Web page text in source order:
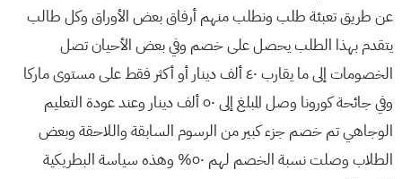
عن طريق تعبئة طلب ونطلب منهم أرفاق بعض الأوراق وكل طالب
يتقدم بهذا الطلب يحصل على خصم وفي بعض الأحيان تصل
الخصومات إلى ما يقارب ٤٠ ألف دينار أو أكثر فقط على مستوى ماركا
وفي جائحة كورونا وصل المبلغ إلى ٥٠ ألف دينار وعند عودة التعليم
الوجاهي تم خصم جزء كبير من الرسوم السابقة واللاحقة وبعض
الطلاب وصلت نسبة الخصم لهم ٥٠% وهذه سياسة البطريكية